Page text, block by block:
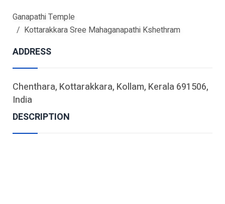
Ganapathi Temple
Kottarakkara Sree Mahaganapathi Kshethram
ADDRESS
Chenthara, Kottarakkara, Kollam, Kerala 691506,
India
DESCRIPTION